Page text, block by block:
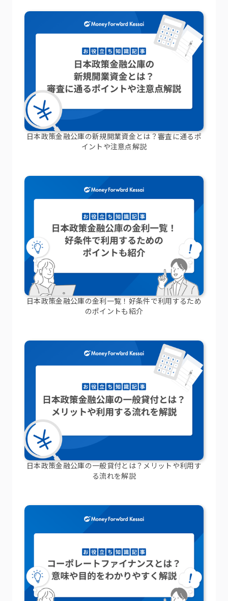
日本政策金融公庫の新規開業資金とは？審査に通るポ
イントや注意点解説
日本政策金融公庫の金利一覧！好条件で利用するため
のポイントも紹介
日本政策金融公庫の一般貸付とは？メリットや利用す
る流れを解説